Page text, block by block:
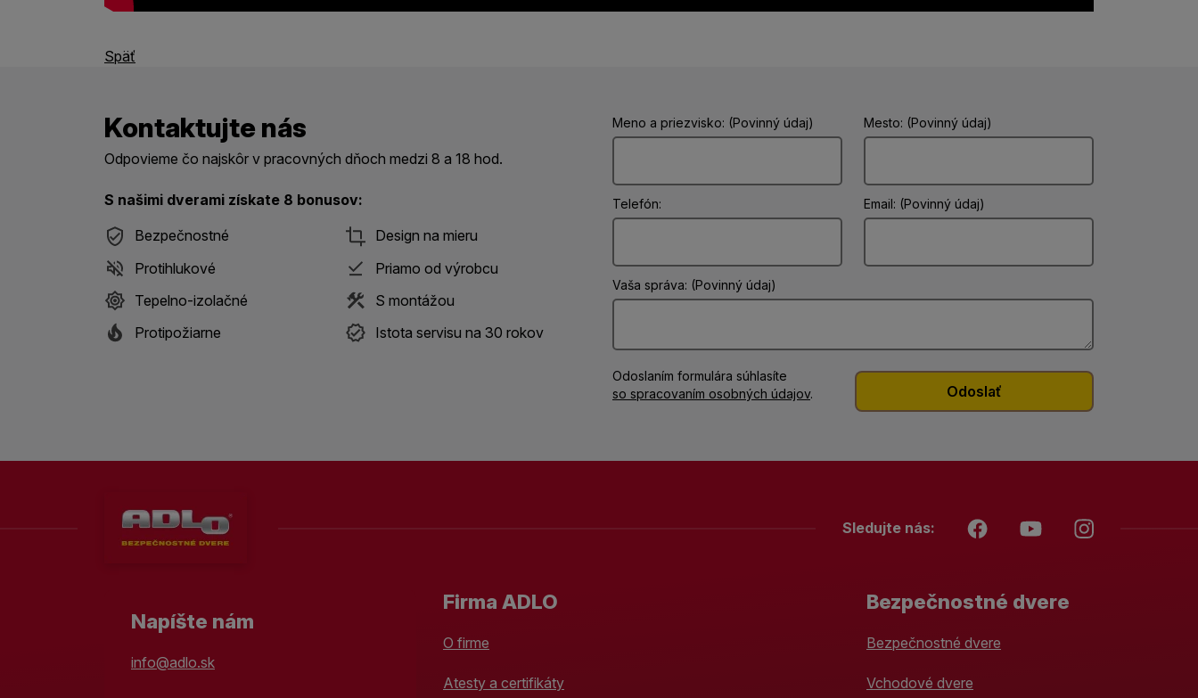
Späť
Kontaktujte nás
Odpovieme čo najskôr v pracovných dňoch medzi 8 a 18 hod.
S našimi dverami získate 8 bonusov:
Bezpečnostné
Design na mieru
Protihlukové
Priamo od výrobcu
Tepelno-izolačné
S montážou
Protipožiarne
Istota servisu na 30 rokov
Meno a priezvisko: (Povinný údaj) Mesto: (Povinný údaj)
Telefón: Email: (Povinný údaj)
Vaša správa: (Povinný údaj)
Odoslaním formulára súhlasíte
so spracovaním osobných údajov.
Sledujte nás:
Napíšte nám
info@adlo.sk
Firma ADLO
O firme
Atesty a certifikáty
Bezpečnostné dvere
Bezpečnostné dvere
Vchodové dvere